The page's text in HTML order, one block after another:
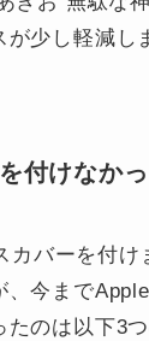
少し軽減し
付けなか
カバーを付け
、今まで
のは以下3